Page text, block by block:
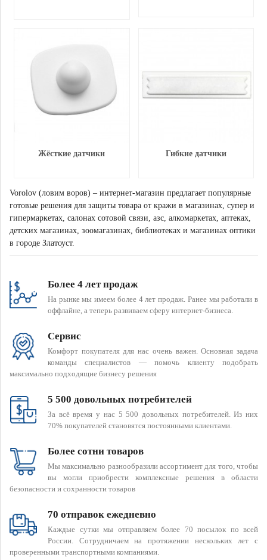
Жёсткие датчики Гибкие датчики
Vorolov (ловим воров) – интернет-магазин предлагает популярные
готовые решения для защиты товара от кражи в магазинах, супер и
гипермаркетах, салонах сотовой связи, азс, алкомаркетах, аптеках,
детских магазинах, зоомагазинах, библиотеках и магазинах оптики
в городе Златоуст.
Более 4 лет продаж
На рынке мы имеем более 4 лет продаж. Ранее мы работали в
оффлайне, а теперь развиваем сферу интернет-бизнеса.
Сервис
Комфорт покупателя для нас очень важен. Основная задача
команды специалистов — помочь клиенту подобрать
максимально подходящие бизнесу решения
5 500 довольных потребителей
За всё время у нас 5 500 довольных потребителей. Из них
70% покупателей становятся постоянными клиентами.
Более сотни товаров
Мы максимально разнообразили ассортимент для того, чтобы
вы могли приобрести комплексные решения в области
безопасности и сохранности товаров
70 отправок ежедневно
Каждые сутки мы отправляем более 70 посылок по всей
России. Сотрудничаем на протяжении нескольких лет с
проверенными транспортными компаниями.